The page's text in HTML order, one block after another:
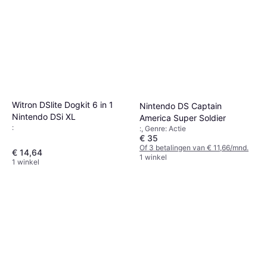
Witron DSlite Dogkit 6 in 1
Nintendo DSi XL
:
€ 14,64
1 winkel
Nintendo DS Captain
America Super Soldier
:, Genre: Actie
€ 35
Of 3 betalingen van € 11,66/mnd.
1 winkel